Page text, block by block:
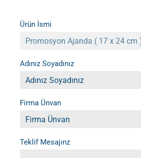
Ürün İsmi
Adınız Soyadınız
Firma Ünvan
Teklif Mesajınz